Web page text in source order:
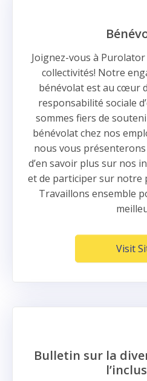
Joignez-vous à
collectivités! Notre
bénévolat est au cœur
responsabilité sociale
sommes fiers de
bénévolat chez nos
nous vous
d’en savoir plus sur nos
et de participer sur notre
Travaillons ensemble
Visit
Bulletin sur la